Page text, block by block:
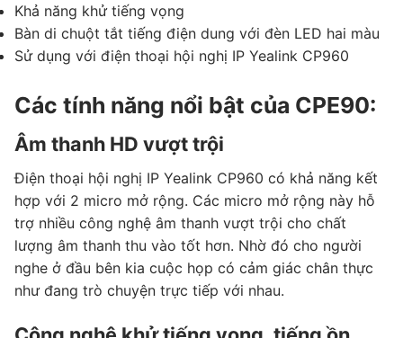
Khả năng khử tiếng vọng
Bàn di chuột tắt tiếng điện dung với đèn LED hai màu
Sử dụng với điện thoại hội nghị IP Yealink CP960
Các tính năng nổi bật của CPE90:
Âm thanh HD vượt trội
Điện thoại hội nghị IP Yealink CP960 có khả năng kết
hợp với 2 micro mở rộng. Các micro mở rộng này hỗ
trợ nhiều công nghệ âm thanh vượt trội cho chất
lượng âm thanh thu vào tốt hơn. Nhờ đó cho người
nghe ở đầu bên kia cuộc họp có cảm giác chân thực
như đang trò chuyện trực tiếp với nhau.